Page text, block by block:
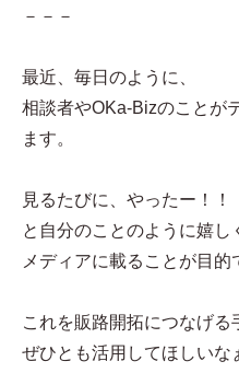
－－－
最近、毎日のように、
相談者やOKa-Bizのことが
ます。
見るたびに、やったー！！
と自分のことのように嬉し
メディアに載ることが目的
これを販路開拓につなげる
ぜひとも活用してほしいな